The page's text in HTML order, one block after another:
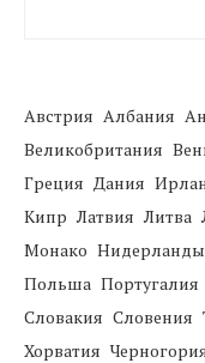
Австрия Албания
Великобритания
Греция Дания
Кипр Латвия Литва
Монако Нидерланды
Польша Португалия
Словакия Словения
Хорватия